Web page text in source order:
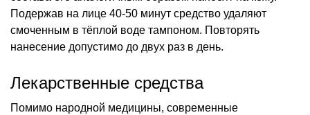
Подержав на лице 40-50 минут средство удаляют
смоченным в тёплой воде тампоном. Повторять
нанесение допустимо до двух раз в день.
Лекарственные средства
Помимо народной медицины, современные